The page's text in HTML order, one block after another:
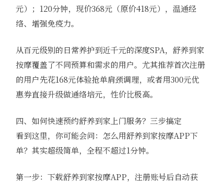
元）；120分钟，现价368元（原价418元），温通经
络、增强免疫力。
从百元级别的日常养护到近千元的深度SPA，舒养到家
按摩覆盖了不同预算和需求的用户。尤其推荐首次注册
的用户先花168元体验抢单肩颈调理，或者用300元优
惠券直接升级做通络培元，性价比极高。
四、如何快速预约舒养到家上门服务？三步搞定
看到这里，你可能会问：怎么用舒养到家按摩APP下
单？其实超级简单，全程不超过1分钟。
第一步：下载舒养到家按摩APP，注册账号后自动获